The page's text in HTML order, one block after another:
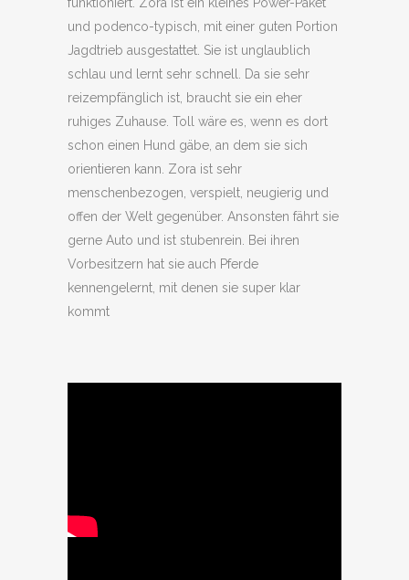
funktioniert. Zora ist ein kleines Power-Paket
und podenco-typisch, mit einer guten Portion
Jagdtrieb ausgestattet. Sie ist unglaublich
schlau und lernt sehr schnell. Da sie sehr
reizempfänglich ist, braucht sie ein eher
ruhiges Zuhause. Toll wäre es, wenn es dort
schon einen Hund gäbe, an dem sie sich
orientieren kann. Zora ist sehr
menschenbezogen, verspielt, neugierig und
offen der Welt gegenüber. Ansonsten fährt sie
gerne Auto und ist stubenrein. Bei ihren
Vorbesitzern hat sie auch Pferde
kennengelernt, mit denen sie super klar
kommt